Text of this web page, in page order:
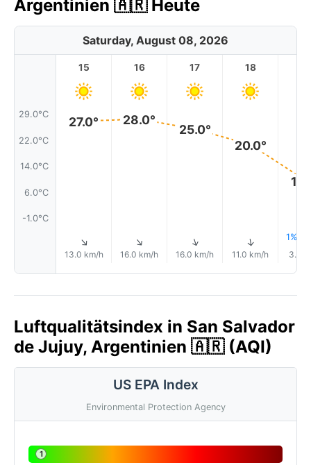
Argentinien 🇦🇷 Heute
Saturday, August 08, 2026
29.0°C
22.0°C
14.0°C
6.0°C
-1.0°C
15
27.0°
↑
13.0 km/h
16
28.0°
↑
16.0 km/h
17
25.0°
↑
16.0 km/h
18
20.0°
↑
11.0 km/h
1%
3.0
Luftqualitätsindex in San Salvador
de Jujuy, Argentinien 🇦🇷 (AQI)
US EPA Index
Environmental Protection Agency
1